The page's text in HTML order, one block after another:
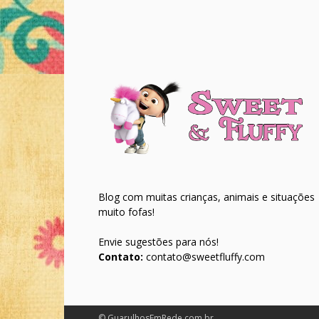
Blog com muitas crianças, animais e situações
muito fofas!
Envie sugestões para nós!
Contato: contato@sweetfluffy.com